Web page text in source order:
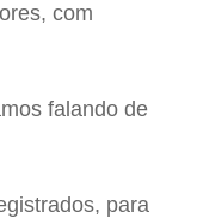
com
falando de
para